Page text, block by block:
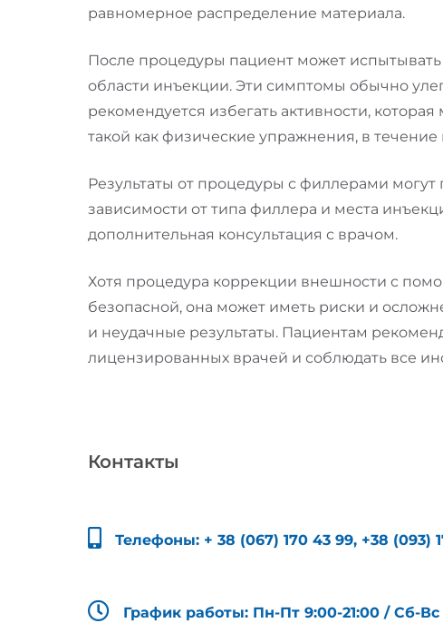
равномерное распределение материала.
После процедуры пациент может
области инъекции. Эти симптомы обычно
рекомендуется избегать активности,
такой как физические упражнения, в
Результаты от процедуры с филлерами могут
зависимости от типа филлера и места
дополнительная консультация с врачом.
Хотя процедура коррекции внешности с
безопасной, она может иметь риски и
и неудачные результаты. Пациентам
лицензированных врачей и соблюдать все
Контакты
Телефоны: + 38 (067) 170 43 99, +38 (093)
График работы: Пн-Пт 9:00-21:00 / Сб-Вс